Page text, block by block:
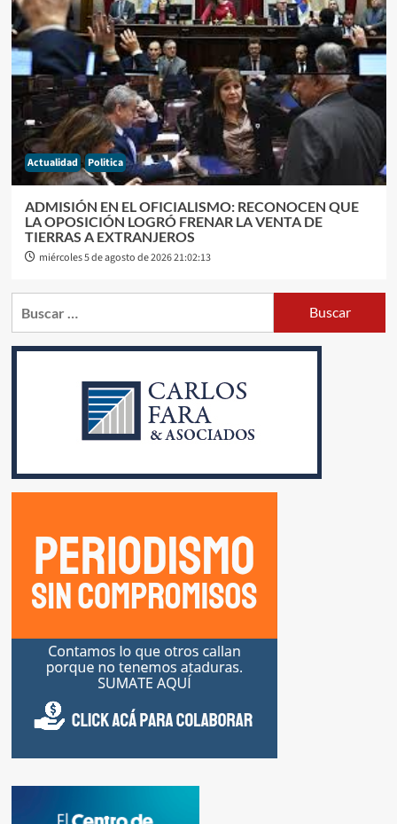
Actualidad Politica
ADMISIÓN EN EL OFICIALISMO: RECONOCEN QUE
LA OPOSICIÓN LOGRÓ FRENAR LA VENTA DE
TIERRAS A EXTRANJEROS
miércoles 5 de agosto de 2026 21:02:13